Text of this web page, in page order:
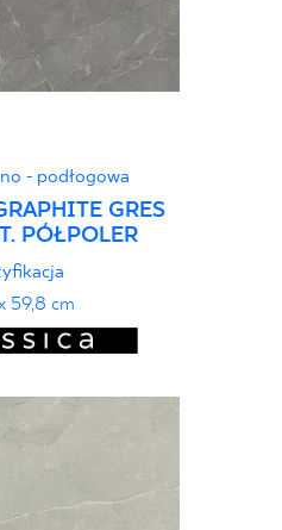
- podłogowa
GRES
PÓŁPOLER
59,8 cm